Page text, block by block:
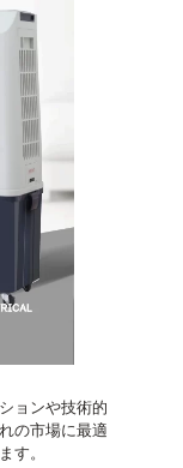
ョンや技術的
の市場に最適
す。